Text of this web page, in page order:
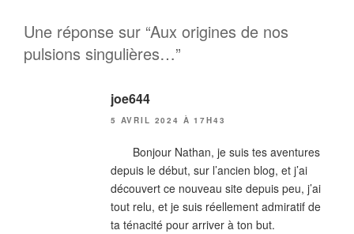
Une réponse sur “Aux origines de nos
pulsions singulières…”
joe644
5 AVRIL 2024 À 17H43
Bonjour Nathan, je suis tes aventures
depuis le début, sur l’ancien blog, et j’ai
découvert ce nouveau site depuis peu, j’ai
tout relu, et je suis réellement admiratif de
ta ténacité pour arriver à ton but.